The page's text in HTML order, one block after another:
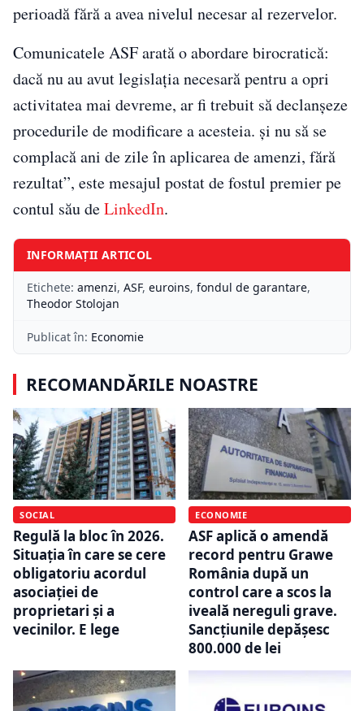
perioadă fără a avea nivelul necesar al rezervelor.
Comunicatele ASF arată o abordare birocratică:
dacă nu au avut legislația necesară pentru a opri
activitatea mai devreme, ar fi trebuit să declanșeze
procedurile de modificare a acesteia. și nu să se
complacă ani de zile în aplicarea de amenzi, fără
rezultat”, este mesajul postat de fostul premier pe
contul său deLinkedIn.
INFORMAȚII ARTICOL
Etichete: amenzi, ASF, euroins, fondul de garantare,
Theodor Stolojan
Publicat în: Economie
RECOMANDĂRILE NOASTRE
SOCIAL
Regulă la bloc în 2026.
Situația în care se cere
obligatoriu acordul
asociației de
proprietari și a
vecinilor. E lege
ECONOMIE
ASF aplică o amendă
record pentru Grawe
România după un
control care a scos la
iveală nereguli grave.
Sancțiunile depășesc
800.000 de lei